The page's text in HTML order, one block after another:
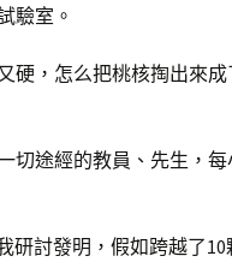
驗室。
硬，怎么把桃核掏出來
切途經的教員、先生，
研討發明，假如跨越了10